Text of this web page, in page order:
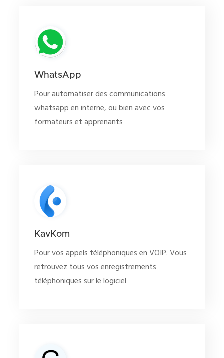
WhatsApp
Pour automatiser des communications
whatsapp en interne, ou bien avec vos
formateurs et apprenants
KavKom
Pour vos appels téléphoniques en VOIP. Vous
retrouvez tous vos enregistrements
téléphoniques sur le logiciel